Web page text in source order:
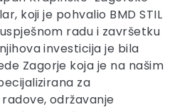
koji je pohvalio BMD STIL
radu i završetku
investicija je bila
Zagorje koja je na našim
za
održavanje